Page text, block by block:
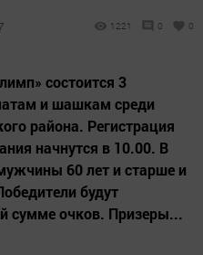
1221 0 0
состоится 3
и шашкам среди
района. Регистрация
начнутся в 10.00. В
60 лет и старше и
будут
сумме очков. Призеры...